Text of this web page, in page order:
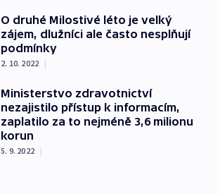
O druhé Milostivé léto je velký
zájem, dlužníci ale často nesplňují
podmínky
2. 10. 2022 |
Ministerstvo zdravotnictví
nezajistilo přístup k informacím,
zaplatilo za to nejméně 3,6 milionu
korun
5. 9. 2022 |